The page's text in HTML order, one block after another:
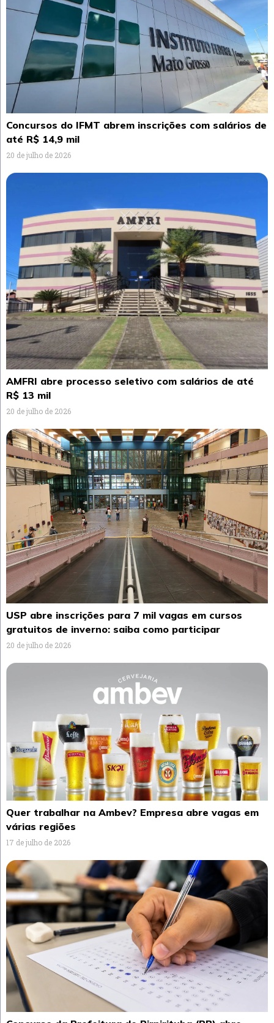
Concursos do IFMT abrem inscrições com salários de
até R$ 14,9 mil
20 de julho de 2026
AMFRI abre processo seletivo com salários de até
R$ 13 mil
20 de julho de 2026
USP abre inscrições para 7 mil vagas em cursos
gratuitos de inverno: saiba como participar
20 de julho de 2026
Quer trabalhar na Ambev? Empresa abre vagas em
várias regiões
17 de julho de 2026